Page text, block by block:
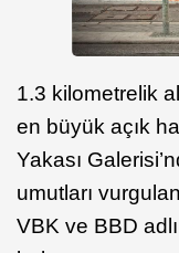
1.3 kilometrelik
en büyük açık
Yakası
umutları
VBK ve BBD